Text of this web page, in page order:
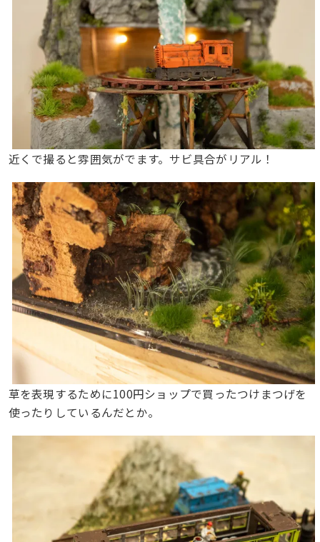
近くで撮ると雰囲気がでます。サビ具合がリアル！
草を表現するために100円ショップで買ったつけまつげを
使ったりしているんだとか。